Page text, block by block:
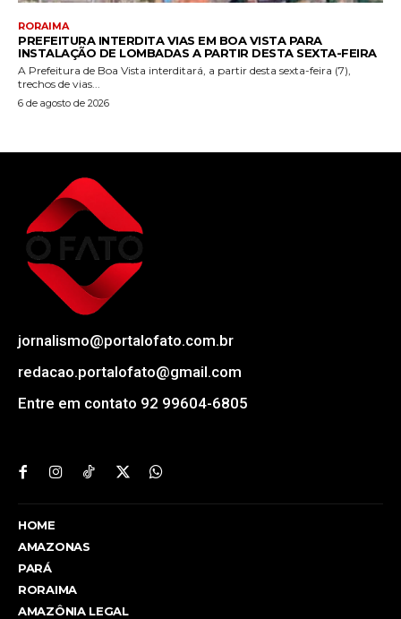
RORAIMA
PREFEITURA INTERDITA VIAS EM BOA VISTA PARA
INSTALAÇÃO DE LOMBADAS A PARTIR DESTA SEXTA-FEIRA
A Prefeitura de Boa Vista interditará, a partir desta sexta-feira (7),
trechos de vias...
6 de agosto de 2026
jornalismo@portalofato.com.br
redacao.portalofato@gmail.com
Entre em contato 92 99604-6805
HOME
AMAZONAS
PARÁ
RORAIMA
AMAZÔNIA LEGAL